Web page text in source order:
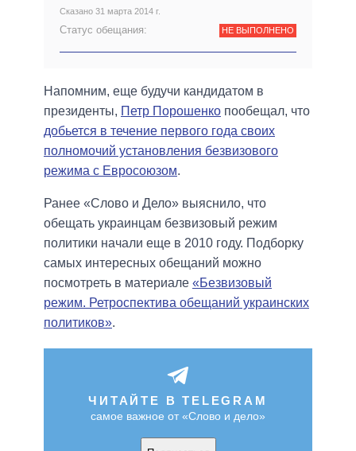
Сказано 31 марта 2014 г.
Статус обещания: НЕ ВЫПОЛНЕНО
Напомним, еще будучи кандидатом в
президенты, Петр Порошенко пообещал, что
добьется в течение первого года своих
полномочий установления безвизового
режима с Евросоюзом.
Ранее «Слово и Дело» выяснило, что
обещать украинцам безвизовый режим
политики начали еще в 2010 году. Подборку
самых интересных обещаний можно
посмотреть в материале «Безвизовый
режим. Ретроспектива обещаний украинских
политиков».
ЧИТАЙТЕ В TELEGRAM
самое важное от «Слово и дело»